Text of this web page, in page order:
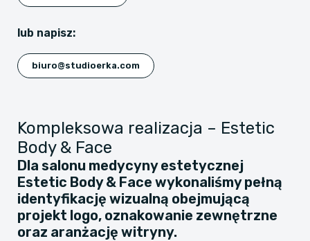
lub napisz:
biuro@studioerka.com
Kompleksowa realizacja – Estetic
Body & Face
Dla salonu medycyny estetycznej
Estetic Body & Face wykonaliśmy pełną
identyfikację wizualną obejmującą
projekt logo, oznakowanie zewnętrzne
oraz aranżację witryny.